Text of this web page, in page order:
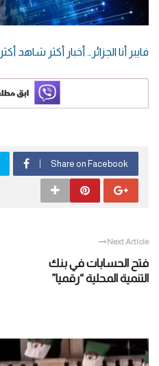
فايبر أنا الجزائر… أخبار أكثر شاهد أكثر
Share on Facebook
Next Article
فتح الحسابات في بنك
التنمية المحلية “رقميا”